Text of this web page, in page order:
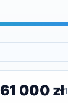
000 zł